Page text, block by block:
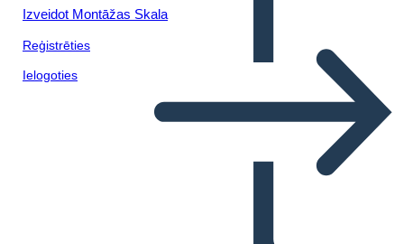
Izveidot Montāžas Skala
Reģistrēties
Ielogoties